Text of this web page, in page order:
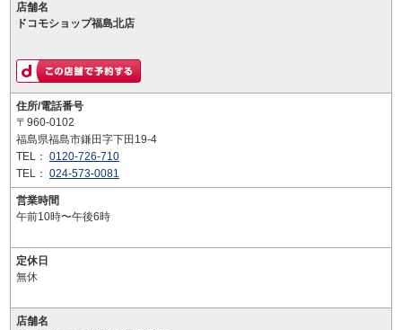
店舗名
ドコモショップ福島北店
住所/電話番号
〒960-0102
福島県福島市鎌田字下田19-4
TEL： 0120-726-710
TEL： 024-573-0081
営業時間
午前10時〜午後6時
定休日
無休
店舗名